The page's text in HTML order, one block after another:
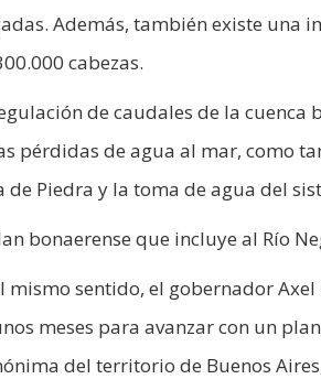
Además, también existe una
cabezas.
de caudales de la
pérdidas de agua al mar, como
de Piedra y la toma de agua del
bonaerense que incluye al Río
mismo sentido, el gobernador
meses para avanzar con un
del territorio de Buenos